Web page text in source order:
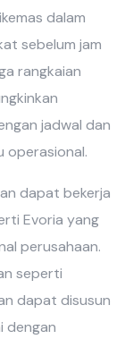
dalam
sebelum jam
rangkaian
jadwal dan
operasional.
dapat bekerja
Evoria yang
perusahaan.
seperti
dapat disusun
dengan